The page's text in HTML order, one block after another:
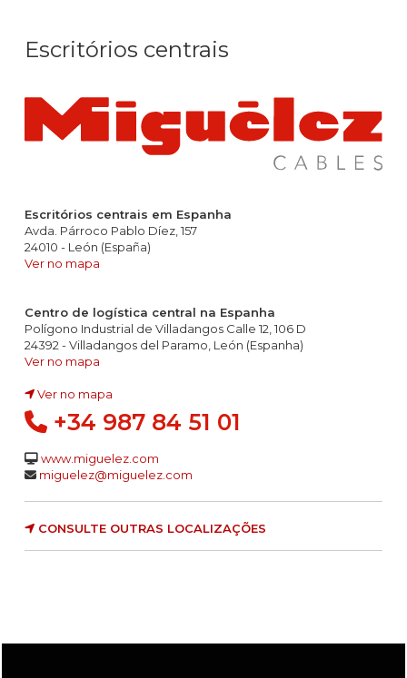
Escritórios centrais
Escritórios centrais em Espanha
Avda. Párroco Pablo Díez, 157
24010 - León (España)
Ver no mapa
Centro de logística central na Espanha
Polígono Industrial de Villadangos Calle 12, 106 D
24392 - Villadangos del Paramo, León (Espanha)
Ver no mapa
Ver no mapa
+34 987 84 51 01
www.miguelez.com
miguelez@miguelez.com
CONSULTE OUTRAS LOCALIZAÇÕES